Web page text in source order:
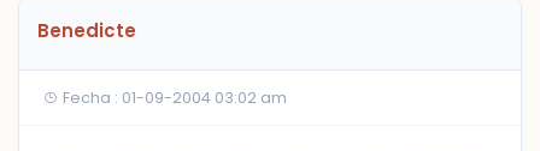
Benedicte
Fecha : 01-09-2004 03:02 am